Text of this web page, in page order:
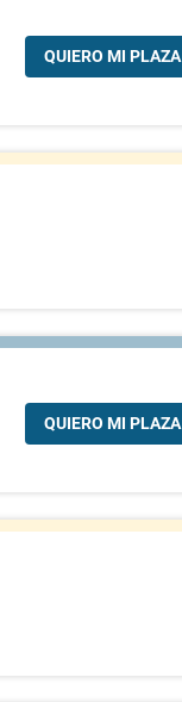
QUIERO MI PLAZA
QUIERO MI PLAZA